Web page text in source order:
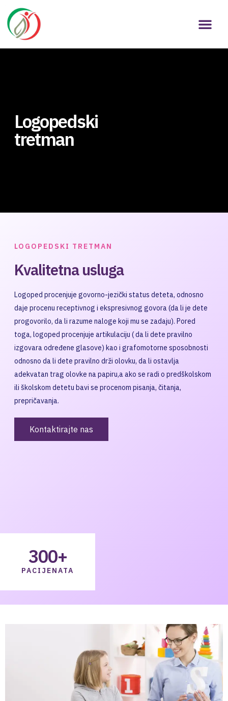
Logopedski
tretman
LOGOPEDSKI TRETMAN
Kvalitetna usluga
Logoped procenjuje govorno-jezički status deteta, odnosno
daje procenu receptivnog i ekspresivnog govora (da li je dete
progovorilo, da li razume naloge koji mu se zadaju). Pored
toga, logoped procenjuje artikulaciju ( da li dete pravilno
izgovara određene glasove) kao i grafomotorne sposobnosti
odnosno da li dete pravilno drži olovku, da li ostavlja
adekvatan trag olovke na papiru,a ako se radi o predškolskom
ili školskom detetu bavi se procenom pisanja, čitanja,
prepričavanja.
Kontaktirajte nas
PACIJENATA
300+